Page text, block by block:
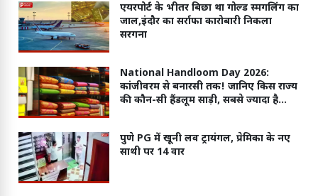
एयरपोर्ट के भीतर बिछा था गोल्ड स्मगलिंग का
जाल,इंदौर का सर्राफा कारोबारी निकला
सरगना
National Handloom Day 2026:
कांजीवरम से बनारसी तक! जानिए किस राज्य
की कौन-सी हैंडलूम साड़ी, सबसे ज्यादा है
पुणे PG में खूनी लव ट्रायंगल, प्रेमिका के नए
साथी पर 14 वार